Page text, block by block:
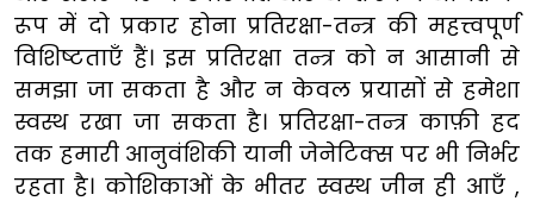
रूप में दो प्रकार होना प्रतिरक्षा-तन्त्र की महत्त्वपूर्ण
विशिष्टताएँ हैं। इस प्रतिरक्षा तन्त्र को न आसानी से
समझा जा सकता है और न केवल प्रयासों से हमेशा
स्वस्थ रखा जा सकता है। प्रतिरक्षा-तन्त्र काफ़ी हद
तक हमारी आनुवंशिकी यानी जेनेटिक्स पर भी निर्भर
रहता है। कोशिकाओं के भीतर स्वस्थ जीन ही आएँ ,